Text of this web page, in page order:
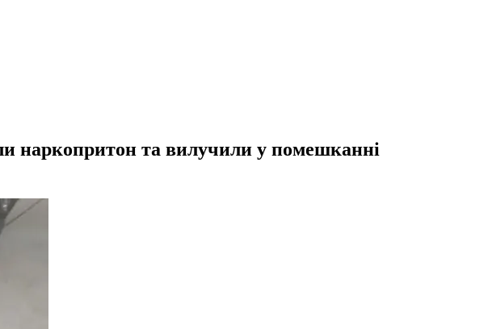
наркопритон та вилучили у помешканні